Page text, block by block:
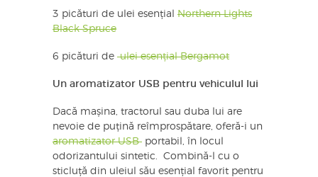
3 picături de ulei esențial Northern Lights
Black Spruce
6 picături de ulei esențial Bergamot
Un aromatizator USB pentru vehiculul lui
Dacă mașina, tractorul sau duba lui are
nevoie de puțină reîmprospătare, oferă-i un
aromatizator USB portabil, în locul
odorizantului sintetic. Combină-l cu o
sticluță din uleiul său esențial favorit pentru